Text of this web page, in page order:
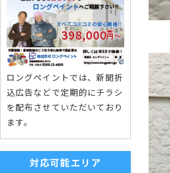
ロングペイントでは、新聞折
込広告などで定期的にチラシ
を配布させていただいており
ます。
対応可能エリア